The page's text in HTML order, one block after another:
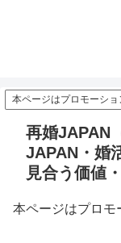
本ページはプロモーシ
再婚JAPAN
JAPAN・婚
見合う価値
本ページはプロモ